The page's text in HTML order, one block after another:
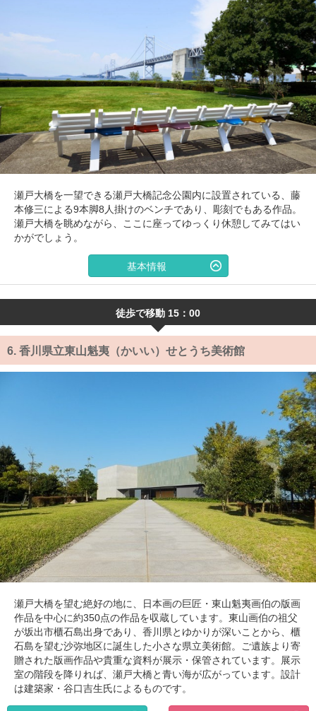
瀬戸大橋を一望できる瀬戸大橋記念公園内に設置されている、藤
本修三による9本脚8人掛けのベンチであり、彫刻でもある作品。
瀬戸大橋を眺めながら、ここに座ってゆっくり休憩してみてはい
かがでしょう。
基本情報
徒歩で移動 15：00
6. 香川県立東山魁夷（かいい）せとうち美術館
瀬戸大橋を望む絶好の地に、日本画の巨匠・東山魁夷画伯の版画
作品を中心に約350点の作品を収蔵しています。東山画伯の祖父
が坂出市櫃石島出身であり、香川県とゆかりが深いことから、櫃
石島を望む沙弥地区に誕生した小さな県立美術館。ご遺族より寄
贈された版画作品や貴重な資料が展示・保管されています。展示
室の階段を降りれば、瀬戸大橋と青い海が広がっています。設計
は建築家・谷口吉生氏によるものです。